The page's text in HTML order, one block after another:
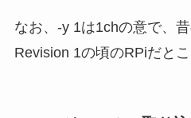
なお、-y 1は1chの意で、
Revision 1の頃のRPiだと